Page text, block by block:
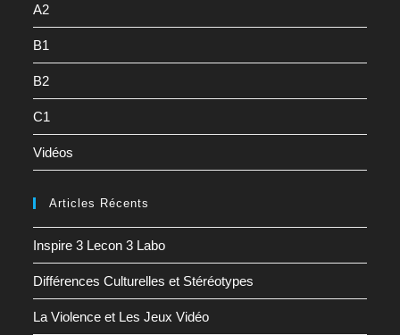
A2
B1
B2
C1
Vidéos
Articles Récents
Inspire 3 Lecon 3 Labo
Différences Culturelles et Stéréotypes
La Violence et Les Jeux Vidéo